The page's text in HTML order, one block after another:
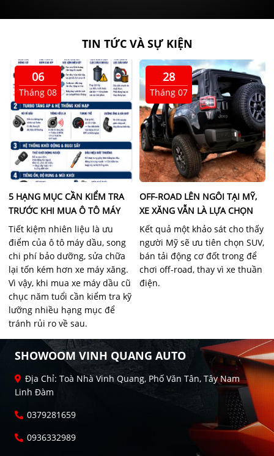
TIN TỨC VÀ SỰ KIỆN
5 HẠNG MỤC CẦN KIỂM TRA
TRƯỚC KHI MUA Ô TÔ MÁY
DẦU CŨ
Tiết kiệm nhiên liệu là ưu
điểm của ô tô máy dầu, song
chi phí bảo dưỡng, sửa chữa
lại tốn kém hơn xe máy xăng.
Vì vậy, khi mua xe máy dầu cũ
chục năm tuổi cần kiểm tra kỹ
lưỡng nhiều hạng mục để
tránh rủi ro về sau.
06
Tháng 08
OFF-ROAD LÊN NGÔI TẠI MỸ,
XE XĂNG VẪN LÀ LỰA CHỌN
SỐ MỘT
Kết quả một khảo sát cho thấy
người Mỹ sẽ ưu tiên chọn SUV,
bán tải động cơ đốt trong để
chơi off-road, thay vì xe thuần
điện.
28
Tháng 07
SHOWOOM VINH QUANG AUTO
Địa Chỉ: Toà Nhà Vinh Quang, Phố Văn Tân, Tây Nam
Linh Đàm
0379281659
0936332989